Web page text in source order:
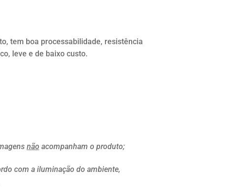
tem boa processabilidade, resistência
leve e de baixo custo.
não acompanham o produto;
com a iluminação do ambiente,